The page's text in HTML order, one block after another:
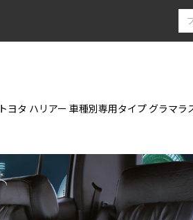
トヨタ ハリアー 車種別専用タイプ グラマ